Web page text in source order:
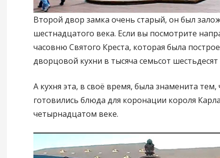
Второй двор замка очень старый, он был
шестнадцатого века. Если вы посмотрите
часовню Святого Креста, которая была
дворцовой кухни в тысяча семьсот
А кухня эта, в своё время, была знаменита тем,
готовились блюда для коронации короля
четырнадцатом веке.